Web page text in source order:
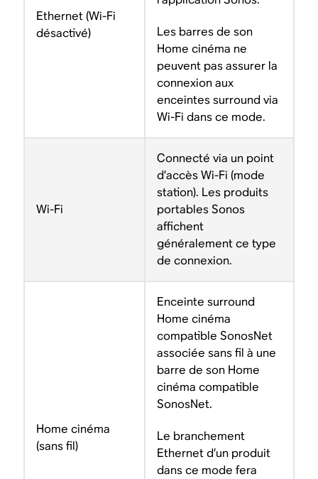
Ethernet (Wi-Fi
désactivé)
Les barres de son
Home cinéma ne
peuvent pas assurer la
connexion aux
enceintes surround via
Wi-Fi dans ce mode.
Wi-Fi
Connecté via un point
d’accès Wi-Fi (mode
station). Les produits
portables Sonos
affichent
généralement ce type
de connexion.
Home cinéma
(sans fil)
Enceinte surround
Home cinéma
compatible SonosNet
associée sans fil à une
barre de son Home
cinéma compatible
SonosNet.
Le branchement
Ethernet d’un produit
dans ce mode fera